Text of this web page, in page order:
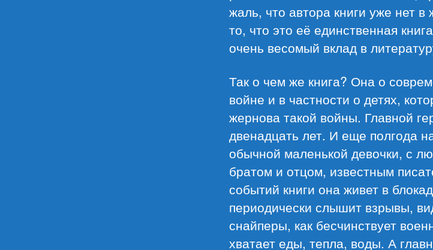
жаль, что автора книги уже нет
то, что это её единственная
очень весомый вклад в
Так о чем же книга? Она о
войне и в частности о детях,
жернова такой войны. Главной
двенадцать лет. И еще полгода
обычной маленькой девочки, с
братом и отцом, известным
событий книги она живет в
периодически слышит взрывы,
снайперы, как бесчинствует
хватает еды, тепла, воды. А